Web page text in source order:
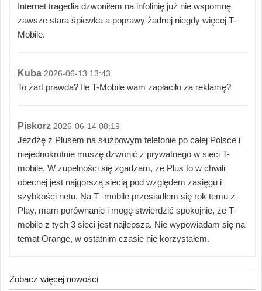
Internet tragedia dzwoniłem na infolinię już nie wspomnę
zawsze stara śpiewka a poprawy żadnej niegdy więcej T-
Mobile.
Kuba 2026-06-13 13:43
To żart prawda? Ile T-Mobile wam zapłaciło za reklamę?
Piskorz 2026-06-14 08:19
Jeżdżę z Plusem na służbowym telefonie po całej Polsce i
niejednokrotnie muszę dzwonić z prywatnego w sieci T-
mobile. W zupełności się zgadzam, że Plus to w chwili
obecnej jest najgorszą siecią pod względem zasięgu i
szybkości netu. Na T -mobile przesiadłem się rok temu z
Play, mam porównanie i mogę stwierdzić spokojnie, że T-
mobile z tych 3 sieci jest najlepsza. Nie wypowiadam się na
temat Orange, w ostatnim czasie nie korzystałem.
Zobacz więcej nowości